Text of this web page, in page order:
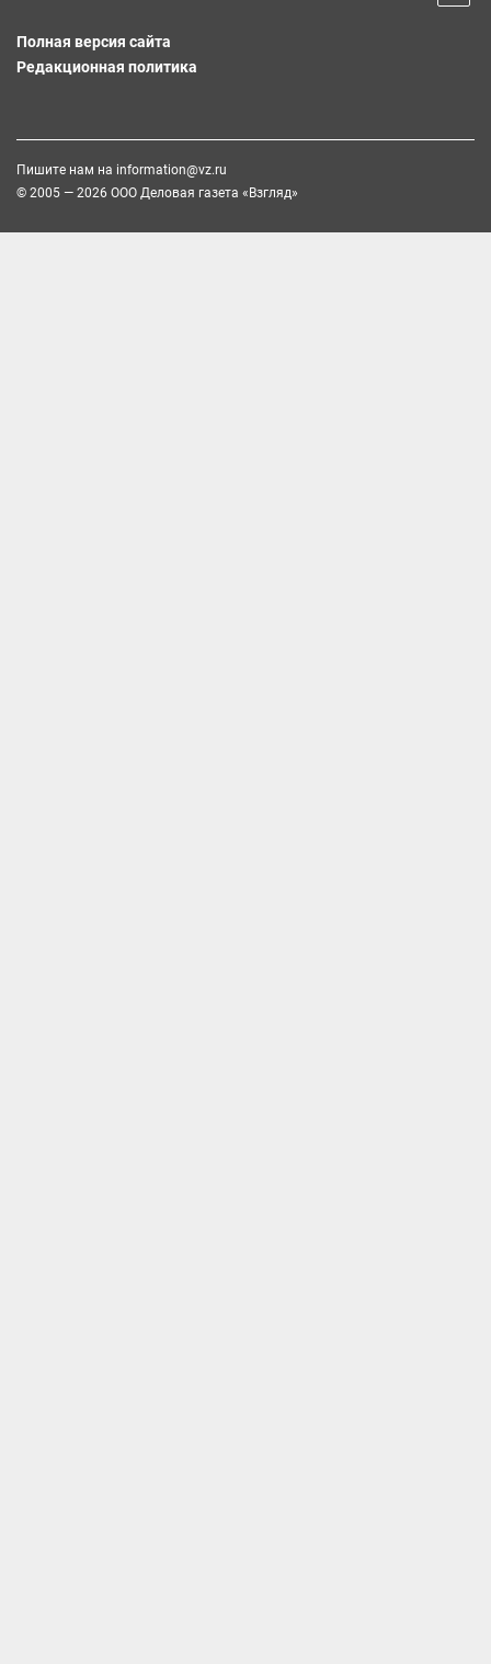
Полная версия сайта
Редакционная политика
Пишите нам на information@vz.ru
© 2005 — 2026 ООО Деловая газета «Взгляд»